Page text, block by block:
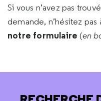
Si vous n’avez pas
demande, n’hésitez pas
notre formulaire (en